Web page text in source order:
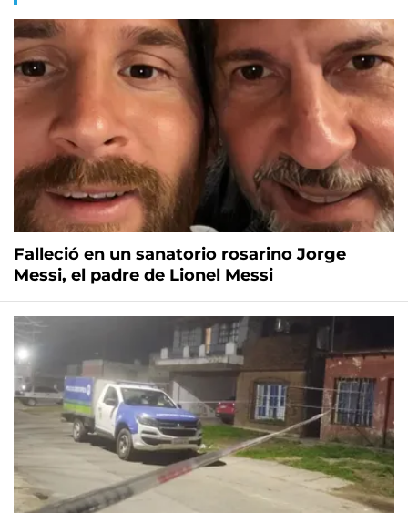
Falleció en un sanatorio rosarino Jorge
Messi, el padre de Lionel Messi